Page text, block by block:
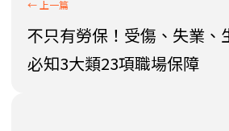
不只有勞保！受傷、失業、
必知3大類23項職場保障